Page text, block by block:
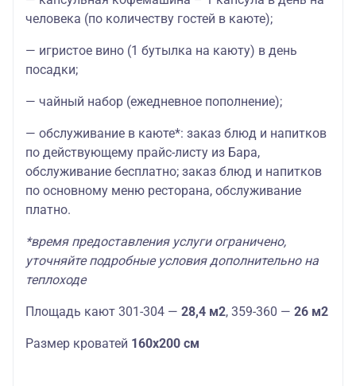
человека (по количеству гостей в каюте);
— игристое вино (1 бутылка на каюту) в день
посадки;
— чайный набор (ежедневное пополнение);
— обслуживание в каюте*: заказ блюд и напитков
по действующему прайс-листу из Бара,
обслуживание бесплатно; заказ блюд и напитков
по основному меню ресторана, обслуживание
платно.
*время предоставления услуги ограничено,
уточняйте подробные условия дополнительно на
теплоходе
Площадь кают 301-304 — 28,4 м2, 359-360 — 26 м2
Размер кроватей 160х200 см